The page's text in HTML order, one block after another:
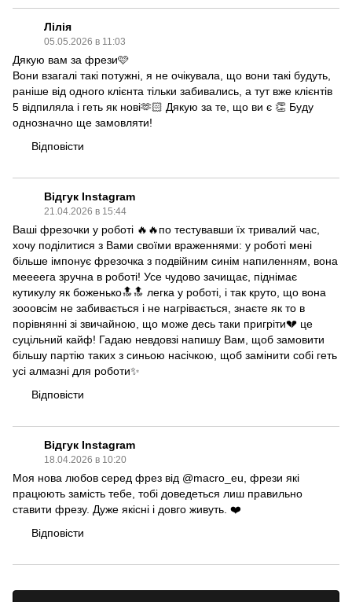
Лілія
05.05.2026 в 11:03
Дякую вам за фрези🩷
Вони взагалі такі потужні, я не очікувала, що вони такі будуть,
раніше від одного клієнта тільки забивались, а тут вже клієнтів
5 відпиляла і геть як нові🫶🏻 Дякую за те, що ви є 👏 Буду
однозначно ще замовляти!
Відповісти
Відгук Instagram
21.04.2026 в 15:44
Ваші фрезочки у роботі 🔥🔥по тестувавши їх тривалий час,
хочу поділитися з Вами своїми враженнями: у роботі мені
більше імпонує фрезочка з подвійним синім напиленням, вона
меееега зручна в роботі! Усе чудово зачищає, піднімає
кутикулу як боженько🔝🔝 легка у роботі, і так круто, що вона
зооовсім не забивається і не нагрівається, знаєте як то в
порівнянні зі звичайною, що може десь таки пригріти💔 це
суцільний кайф! Гадаю невдовзі напишу Вам, щоб замовити
більшу партію таких з синьою насічкою, щоб замінити собі геть
усі алмазні для роботи✨
Відповісти
Відгук Instagram
18.04.2026 в 10:20
Моя нова любов серед фрез від @macro_eu, фрези які
працюють замість тебе, тобі доведеться лиш правильно
ставити фрезу. Дуже якісні і довго живуть. ❤️
Відповісти